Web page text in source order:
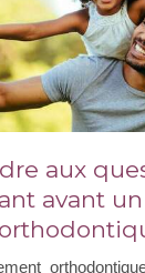
aux
avant